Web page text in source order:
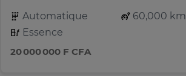
Automatique
60,000 km
Essence
20 000 000 F CFA